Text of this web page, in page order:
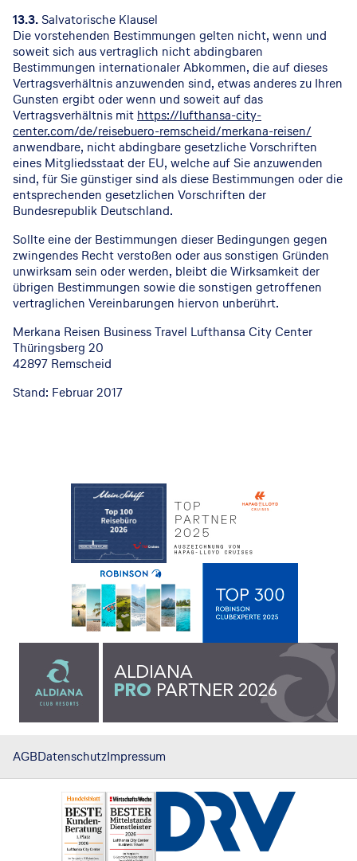
13.3.Salvatorische Klausel
Die vorstehenden Bestimmungen gelten nicht, wenn und
soweit sich aus vertraglich nicht abdingbaren
Bestimmungen internationaler Abkommen, die auf dieses
Vertragsverhältnis anzuwenden sind, etwas anderes zu Ihren
Gunsten ergibt oder wenn und soweit auf das
Vertragsverhältnis mit https://lufthansa-city-
center.com/de/reisebuero-remscheid/merkana-reisen/
anwendbare, nicht abdingbare gesetzliche Vorschriften
eines Mitgliedsstaat der EU, welche auf Sie anzuwenden
sind, für Sie günstiger sind als diese Bestimmungen oder die
entsprechenden gesetzlichen Vorschriften der
Bundesrepublik Deutschland.
Sollte eine der Bestimmungen dieser Bedingungen gegen
zwingendes Recht verstoßen oder aus sonstigen Gründen
unwirksam sein oder werden, bleibt die Wirksamkeit der
übrigen Bestimmungen sowie die sonstigen getroffenen
vertraglichen Vereinbarungen hiervon unberührt.
Merkana Reisen Business Travel Lufthansa City Center
Thüringsberg 20
42897 Remscheid
Stand: Februar 2017
AGBDatenschutzImpressum